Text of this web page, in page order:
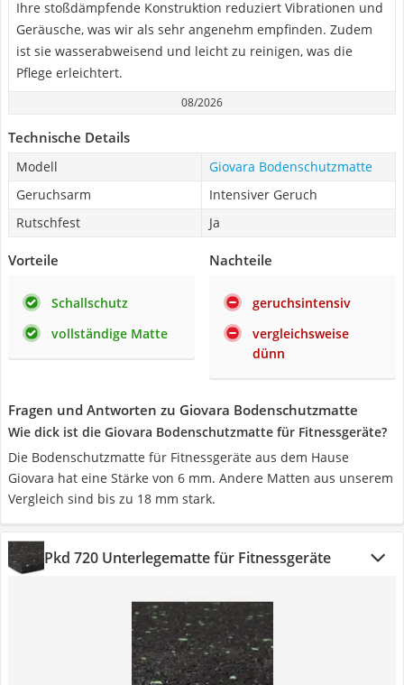
Ihre stoßdämpfende Konstruktion reduziert Vibrationen und
Geräusche, was wir als sehr angenehm empfinden. Zudem
ist sie wasserabweisend und leicht zu reinigen, was die
Pflege erleichtert.
08/2026
Technische Details
Modell
Giovara Bodenschutzmatte
Geruchsarm
Intensiver Geruch
Rutschfest
Ja
Vorteile
Schallschutz
vollständige Matte
Nachteile
geruchsintensiv
vergleichsweise
dünn
Fragen und Antworten zu Giovara Bodenschutzmatte
Wie dick ist die Giovara Bodenschutzmatte für Fitnessgeräte?
Die Bodenschutzmatte für Fitnessgeräte aus dem Hause
Giovara hat eine Stärke von 6 mm. Andere Matten aus unserem
Vergleich sind bis zu 18 mm stark.
Pkd 720 Unterlegematte für Fitnessgeräte